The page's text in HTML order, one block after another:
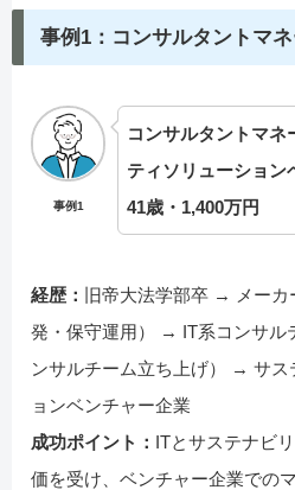
事例1：コンサルタントマ
事例1
コンサルタントマネ
ティソリューション
41歳・1,400万円
経歴：
旧帝大法学部卒 → メー
発・保守運用） → IT系コンサル
ンサルチーム立ち上げ） → サス
ョンベンチャー企業
成功ポイント： ITとサステナビ
価を受け、ベンチャー企業での